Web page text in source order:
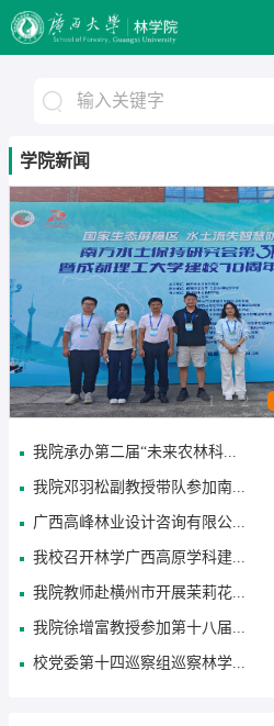
学院新闻
1 2
我院承办第二届“未来农林科...
我院邓羽松副教授带队参加南...
广西高峰林业设计咨询有限公...
我校召开林学广西高原学科建...
我院教师赴横州市开展茉莉花...
我院徐增富教授参加第十八届...
校党委第十四巡察组巡察林学...